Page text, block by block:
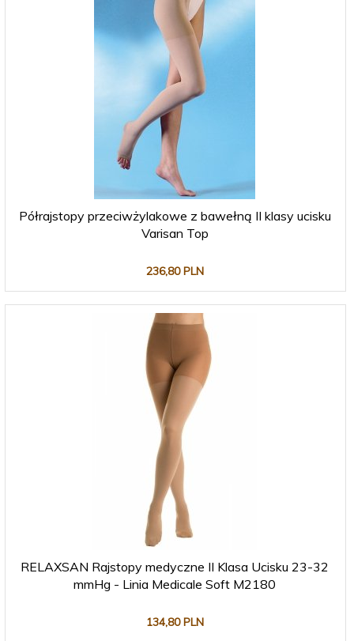
Półrajstopy przeciwżylakowe z bawełną II klasy ucisku
Varisan Top
236,80 PLN
RELAXSAN Rajstopy medyczne II Klasa Ucisku 23-32
mmHg - Linia Medicale Soft M2180
134,80 PLN